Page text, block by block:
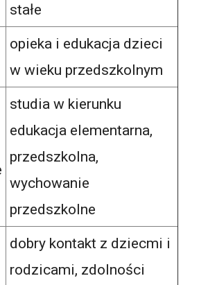
stałe
opieka i edukacja dzieci
w wieku przedszkolnym
studia w kierunku
edukacja elementarna,
przedszkolna,
wychowanie
przedszkolne
dobry kontakt z dziecmi i
rodzicami, zdolności